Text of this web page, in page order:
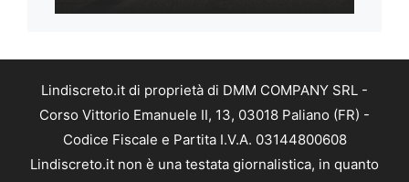
Lindiscreto.it di proprietà di DMM COMPANY SRL -
Corso Vittorio Emanuele II, 13, 03018 Paliano (FR) -
Codice Fiscale e Partita I.V.A. 03144800608
Lindiscreto.it non è una testata giornalistica, in quanto